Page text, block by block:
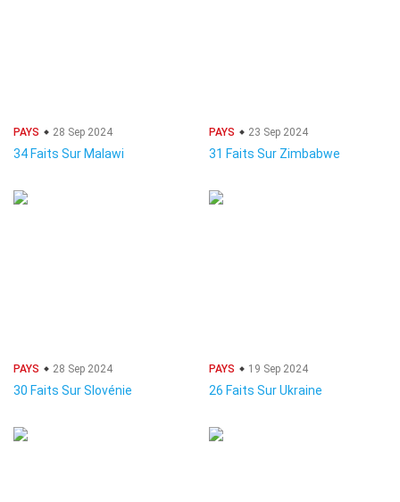
PAYS 28 Sep 2024
34 Faits Sur Malawi
PAYS 23 Sep 2024
31 Faits Sur Zimbabwe
PAYS 28 Sep 2024
30 Faits Sur Slovénie
PAYS 19 Sep 2024
26 Faits Sur Ukraine